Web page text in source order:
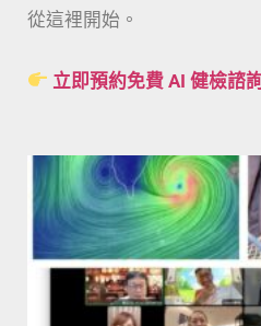
從這裡開始。
立即預約免費 AI 健檢諮